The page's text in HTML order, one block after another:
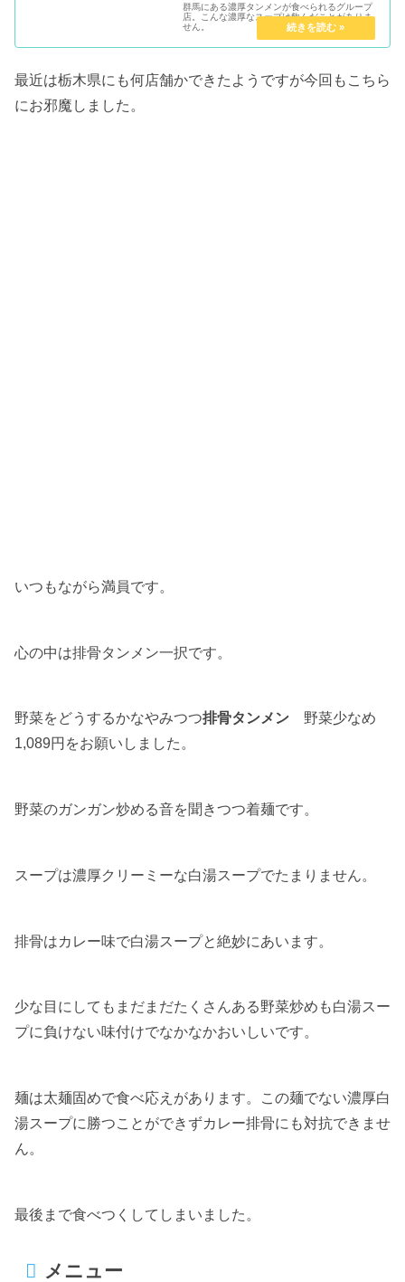
群馬にある濃厚タンメンが食べられるグループ
店。こんな濃厚なスープは飲んだことがありま
せん。
最近は栃木県にも何店舗かできたようですが今回もこちら
にお邪魔しました。
いつもながら満員です。
心の中は排骨タンメン一択です。
野菜をどうするかなやみつつ排骨タンメン 野菜少なめ
1,089円をお願いしました。
野菜のガンガン炒める音を聞きつつ着麺です。
スープは濃厚クリーミーな白湯スープでたまりません。
排骨はカレー味で白湯スープと絶妙にあいます。
少な目にしてもまだまだたくさんある野菜炒めも白湯スー
プに負けない味付けでなかなかおいしいです。
麺は太麺固めで食べ応えがあります。この麺でない濃厚白
湯スープに勝つことができずカレー排骨にも対抗できませ
ん。
最後まで食べつくしてしまいました。
メニュー